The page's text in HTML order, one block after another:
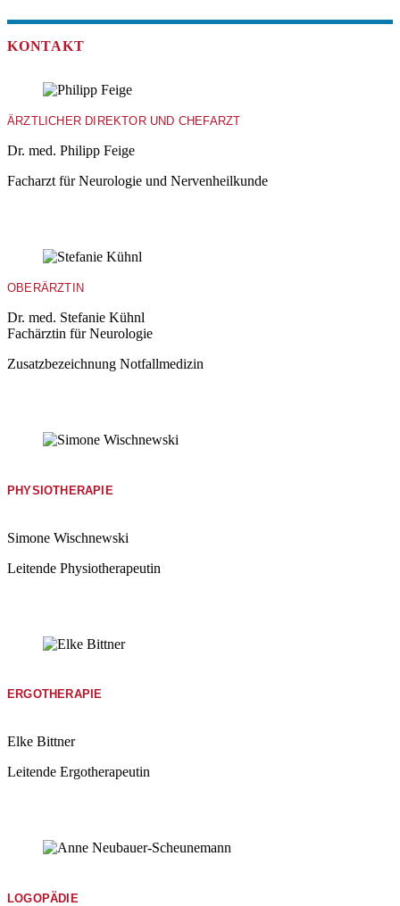
KONTAKT
ÄRZTLICHER DIREKTOR UND CHEFARZT
Dr. med. Philipp Feige
Facharzt für Neurologie und Nervenheilkunde
OBERÄRZTIN
Dr. med. Stefanie Kühnl
Fachärztin für Neurologie
Zusatzbezeichnung Notfallmedizin
PHYSIOTHERAPIE
Simone Wischnewski
Leitende Physiotherapeutin
ERGOTHERAPIE
Elke Bittner
Leitende Ergotherapeutin
LOGOPÄDIE